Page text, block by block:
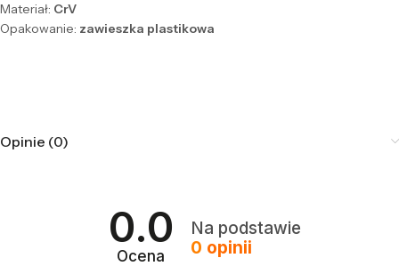
Materiał: CrV
Opakowanie: zawieszka plastikowa
Opinie (0)
0.0
Ocena
Na podstawie
0 opinii